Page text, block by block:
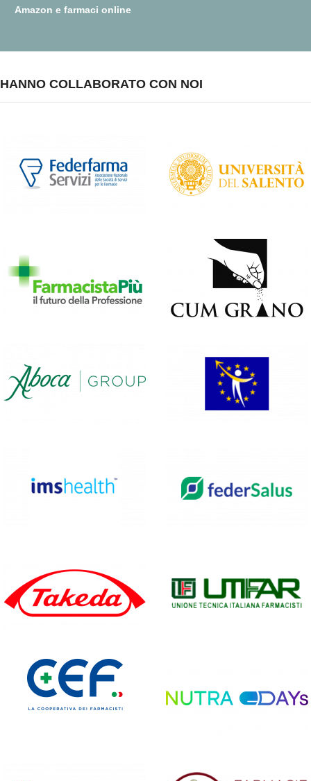
Amazon e farmaci online
HANNO COLLABORATO CON NOI